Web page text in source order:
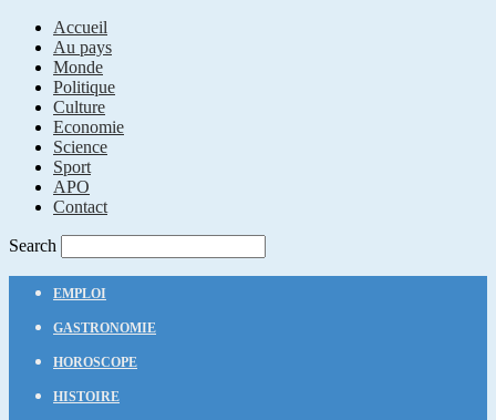
Accueil
Au pays
Monde
Politique
Culture
Economie
Science
Sport
APO
Contact
Search
EMPLOI
GASTRONOMIE
HOROSCOPE
HISTOIRE